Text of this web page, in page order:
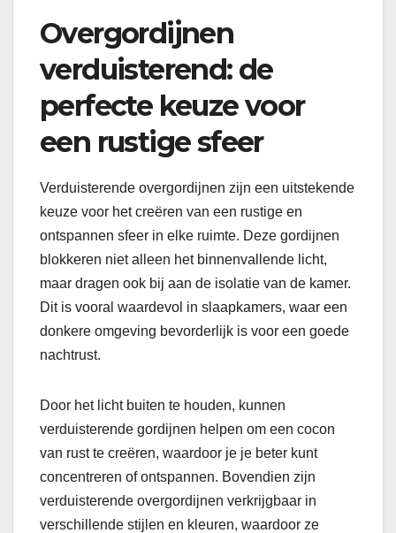
Overgordijnen
verduisterend: de
perfecte keuze voor
een rustige sfeer
Verduisterende overgordijnen zijn een uitstekende
keuze voor het creëren van een rustige en
ontspannen sfeer in elke ruimte. Deze gordijnen
blokkeren niet alleen het binnenvallende licht,
maar dragen ook bij aan de isolatie van de kamer.
Dit is vooral waardevol in slaapkamers, waar een
donkere omgeving bevorderlijk is voor een goede
nachtrust.
Door het licht buiten te houden, kunnen
verduisterende gordijnen helpen om een cocon
van rust te creëren, waardoor je je beter kunt
concentreren of ontspannen. Bovendien zijn
verduisterende overgordijnen verkrijgbaar in
verschillende stijlen en kleuren, waardoor ze